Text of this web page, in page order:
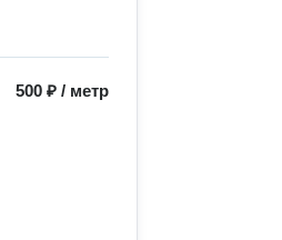
500 ₽ / метр